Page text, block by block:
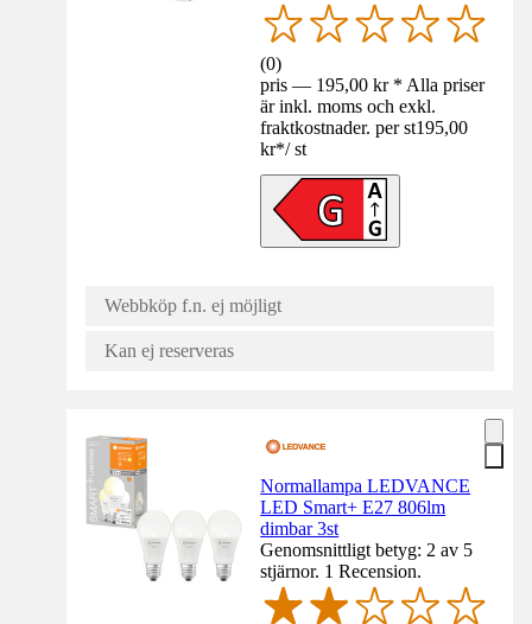
(0)
pris — 195,00 kr * Alla priser
är inkl. moms och exkl.
fraktkostnader. per st195,00
kr*/ st
Webbköp f.n. ej möjligt
Kan ej reserveras
Normallampa LEDVANCE
LED Smart+ E27 806lm
dimbar 3st
Genomsnittligt betyg: 2 av 5
stjärnor. 1 Recension.